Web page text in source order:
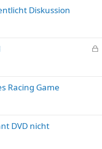
Diskussion
p
Racing Game
DVD nicht